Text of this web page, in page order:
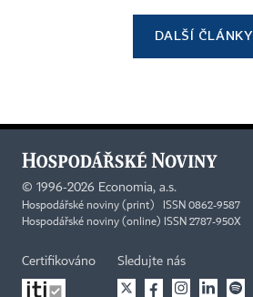
DALŠÍ ČLÁNKY
© 1996-2026 Economia, a.s.
Hospodářské noviny (print) ISSN 0862-9587
Hospodářské noviny (online) ISSN 2787-950X
Certifikováno Sledujte nás